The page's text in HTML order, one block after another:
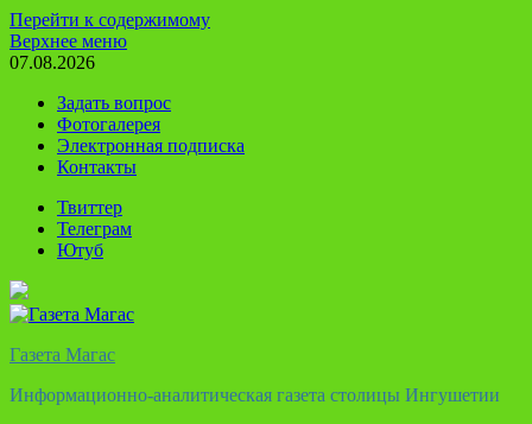
Перейти к содержимому
Верхнее меню
07.08.2026
Задать вопрос
Фотогалерея
Электронная подписка
Контакты
Твиттер
Телеграм
Ютуб
Газета Магас
Информационно-аналитическая газета столицы Ингушетии